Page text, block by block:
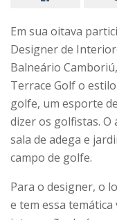
Em sua oitava
Designer de
Balneário
Terrace Golf o
golfe, um esporte
dizer os golfistas. O
sala de adega e
campo de golfe.
Para o designer, o
e tem essa temática